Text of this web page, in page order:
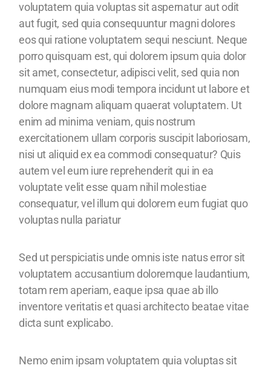
voluptatem quia voluptas sit aspernatur aut odit
aut fugit, sed quia consequuntur magni dolores
eos qui ratione voluptatem sequi nesciunt. Neque
porro quisquam est, qui dolorem ipsum quia dolor
sit amet, consectetur, adipisci velit, sed quia non
numquam eius modi tempora incidunt ut labore et
dolore magnam aliquam quaerat voluptatem. Ut
enim ad minima veniam, quis nostrum
exercitationem ullam corporis suscipit laboriosam,
nisi ut aliquid ex ea commodi consequatur? Quis
autem vel eum iure reprehenderit qui in ea
voluptate velit esse quam nihil molestiae
consequatur, vel illum qui dolorem eum fugiat quo
voluptas nulla pariatur
Sed ut perspiciatis unde omnis iste natus error sit
voluptatem accusantium doloremque laudantium,
totam rem aperiam, eaque ipsa quae ab illo
inventore veritatis et quasi architecto beatae vitae
dicta sunt explicabo.
Nemo enim ipsam voluptatem quia voluptas sit